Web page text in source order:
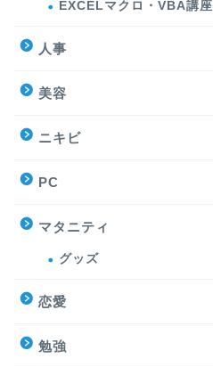
EXCELマクロ・VBA講座
人事
美容
ニキビ
PC
マタニティ
グッズ
恋愛
勉強